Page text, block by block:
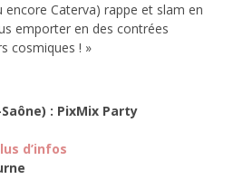
encore Caterva) rappe et slam en
emporter en des contrées
cosmiques ! »
: PixMix Party
d’infos